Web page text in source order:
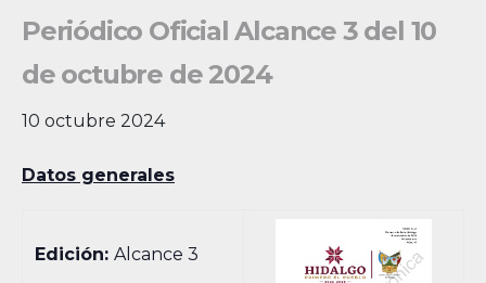
Periódico Oficial Alcance 3 del 10
de octubre de 2024
10 octubre 2024
Datos generales
Edición:Alcance 3